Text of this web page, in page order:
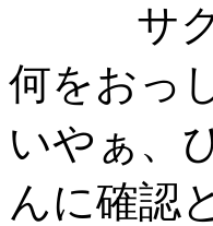
サク
何をおっ
いやぁ、
んに確認